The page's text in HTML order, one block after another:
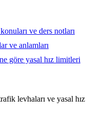
ve ders notları
ve anlamları
göre yasal hız limitleri
levhaları ve yasal hız